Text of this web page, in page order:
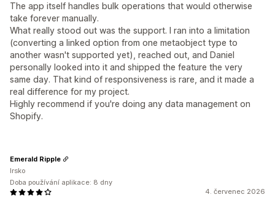
The app itself handles bulk operations that would otherwise
take forever manually.
What really stood out was the support. I ran into a limitation
(converting a linked option from one metaobject type to
another wasn't supported yet), reached out, and Daniel
personally looked into it and shipped the feature the very
same day. That kind of responsiveness is rare, and it made a
real difference for my project.
Highly recommend if you're doing any data management on
Shopify.
4. červenec 2026
Emerald Ripple
Irsko
Doba používání aplikace: 8 dny